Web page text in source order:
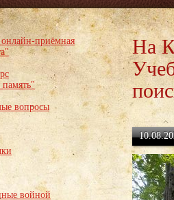
приёмная
вопросы
войной
На